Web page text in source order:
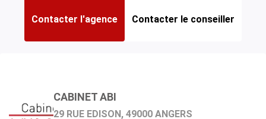
Contacter l'agence Contacter le conseiller
NIVELLE AMÉLIE
Agent commercial en charge du bien
CABINET ABI
29 RUE EDISON, 49000 ANGERS